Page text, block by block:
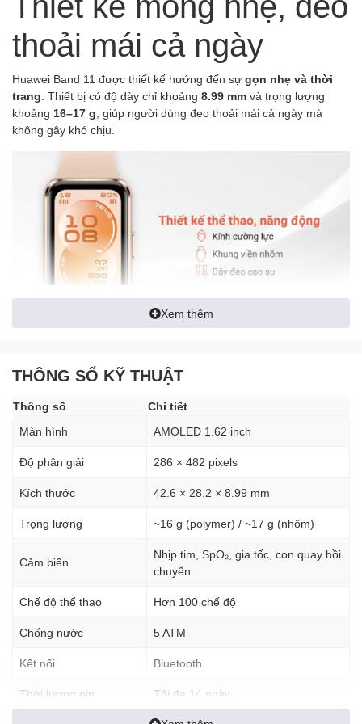
thoải mái cả ngày
Huawei Band 11 được thiết kế hướng đến sự gọn nhẹ và thời
trang . Thiết bị có độ dày chỉ khoảng 8.99 mm và trọng lượng
khoảng 16–17 g , giúp người dùng đeo thoải mái cả ngày mà
không gây khó chịu.
chống mồ hôi
, phù hợp cho cả hoạt động thể thao lẫn sử dụng
Màn hình AMOLED lớn
và sắc nét
độ phân giải286 × 482 pixels, mang lại hình ảnh rõ nét và màu
Ưu điểm của màn hình:
Xem thêm
THÔNG SỐ KỸ THUẬT
Thông số
Chi tiết
Màn hình
AMOLED 1.62 inch
Độ phân giải 286 × 482 pixels
Kích thước 42.6 × 28.2 × 8.99 mm
Trọng lượng ~16 g (polymer) / ~17 g (nhôm)
Cảm biến
Nhịp tim, SpO₂, gia tốc, con quay hồi
chuyển
Chế độ thể thao Hơn 100 chế độ
Chống nước 5 ATM
Kết nối Bluetooth
Thời lượng pin Tối đa 14 ngày